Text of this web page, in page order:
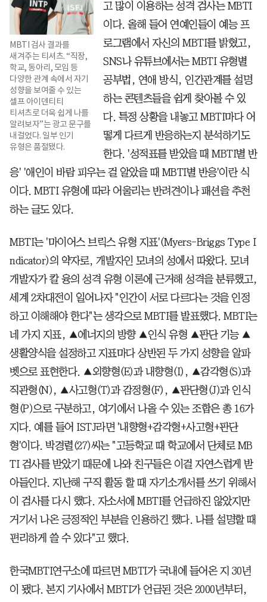
MBTI 검사 결과를
새겨주는 티셔츠. “직장,
학교, 동아리, 모임 등
다양한 관계 속에서 자기
성향을 보여줄 수 있는
셀프 아이덴티티
티셔츠로 더욱 쉽게 나를
알려보자”는 광고 문구를
내걸었다. 일부 인기
유형은 품절됐다.
고 많이 이용하는 성격 검사는 MBTI
이다. 올해 들어 연예인들이 예능 프
로그램에서 자신의 MBTI를 밝혔고,
SNS나 유튜브에서는 MBTI 유형별
공부법, 연애 방식, 인간관계를 설명
하는 콘텐츠들을 쉽게 찾아볼 수 있
다. 특정 상황을 내놓고 MBTI마다 어
떻게 다르게 반응하는지 분석하기도
한다. '성적표를 받았을 때 MBTI별 반
응' '애인이 바람 피우는 걸 알았을 때 MBTI별 반응'이란 식
이다. MBTI 유형에 따라 어울리는 반려견이나 패션을 추천
하는 글도 있다.
MBTI는 '마이어스 브릭스 유형 지표'(Myers-Briggs Type I
ndicator)의 약자로, 개발자인 모녀의 성에서 따왔다. 모녀
개발자가 칼 융의 성격 유형 이론에 근거해 성격을 분류했고,
세계 2차대전이 일어나자 "인간이 서로 다르다는 것을 인정
하고 이해해야 한다"는 생각으로 MBTI를 발표했다. MBTI는
네 가지 지표, ▲에너지의 방향 ▲인식 유형 ▲판단 기능 ▲
생활양식을 설정하고 지표마다 상반된 두 가지 성향을 알파
벳으로 표현한다. ▲외향형(E)과 내향형(I), ▲감각형(S)과
직관형(N), ▲사고형(T)과 감정형(F), ▲판단형(J)과 인식
형(P)으로 구분하고, 여기에서 나올 수 있는 조합은 총 16가
지다. 예를 들어 ISTJ라면 '내향형+감각형+사고형+판단
형'이다. 박경렬(27)씨는 "고등학교 때 학교에서 단체로 MB
TI 검사를 받았기 때문에 나와 친구들은 이걸 자연스럽게 받
아들인다. 지난해 구직 활동 할 때 자기소개서를 쓰기 위해서
이 검사를 다시 했다. 자소서에 MBTI를 언급하진 않았지만
거기서 나온 긍정적인 부분을 인용하긴 했다. 나를 설명할 때
편리하게 쓸 수 있다"고 했다.
한국MBTI연구소에 따르면 MBTI가 국내에 들어온 지 30년
이 됐다. 본지 기사에서 MBTI가 언급된 것은 2000년부터,